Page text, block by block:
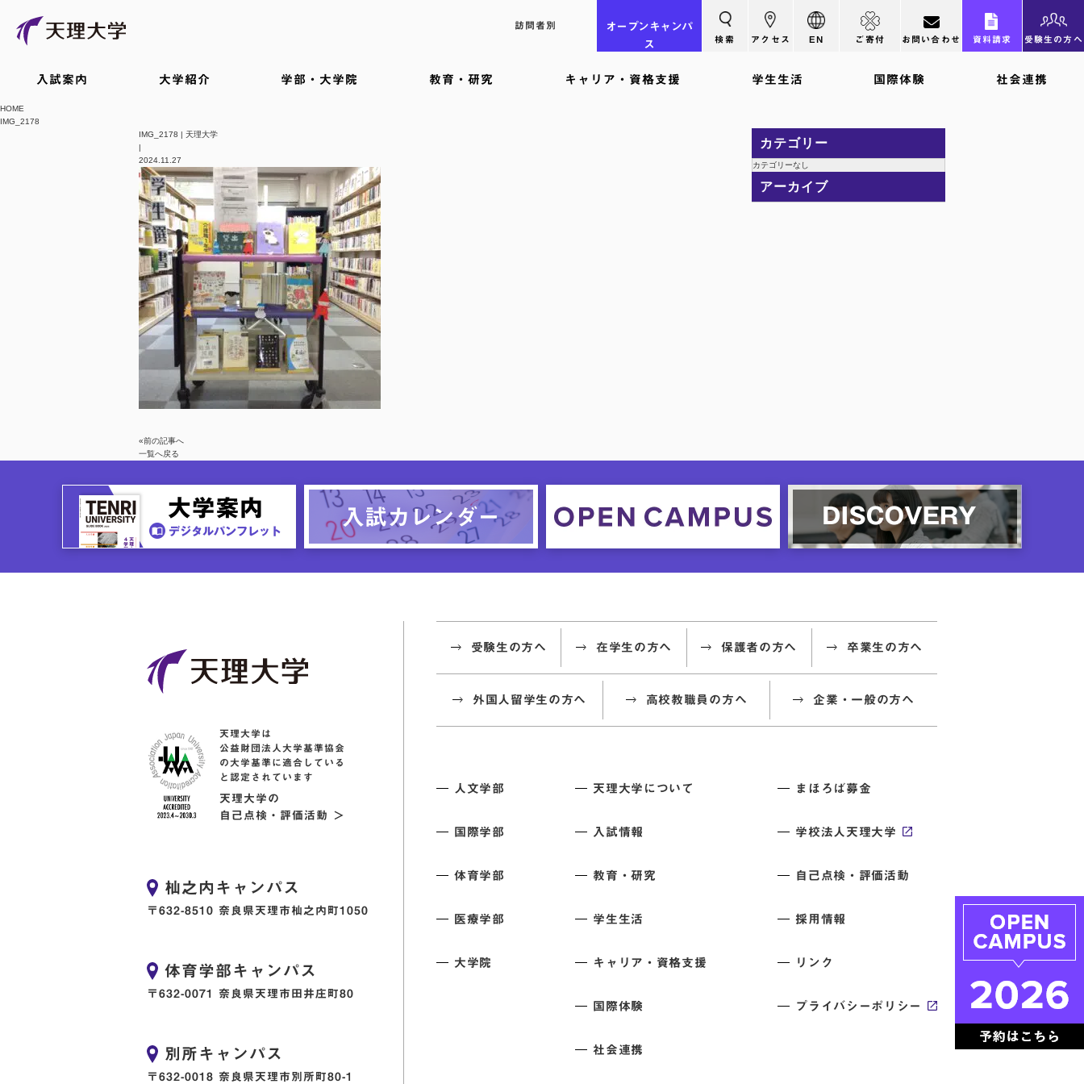
訪問者別 オープン キャンパ
ス
検索 アクセス EN ご寄付 お問い合わせ 資料請求 受験生の方へ
入試案内 大学紹介 学部・大学院 教育・研究 キャリア・資格支援 学生生活 国際体験 社会連携
HOME
IMG_2178
IMG_2178 | 天理大学
|
2024.11.27
«前の記事へ
一覧へ戻る
カテゴリー
カテゴリーなし
アーカイブ
天理大学は
公益財団法人大学基準協会
の大学基準に適合している
と認定されています
天理大学の
自己点検・評価活動 ＞
杣之内キャンパス
〒632-8510 奈良県天理市杣之内町1050
体育学部キャンパス
〒632-0071 奈良県天理市田井庄町80
別所キャンパス
〒632-0018 奈良県天理市別所町80-1
受験生の方へ 在学生の方へ 保護者の方へ 卒業生の方へ
外国人留学生の方へ 高校教職員の方へ 企業・一般の方へ
人文学部
国際学部
体育学部
医療学部
大学院
天理大学について
入試情報
教育・研究
学生生活
キャリア・資格支援
国際体験
社会連携
まほろば募金
学校法人天理大学
自己点検・評価活動
採用情報
リンク
プライバシーポリシー